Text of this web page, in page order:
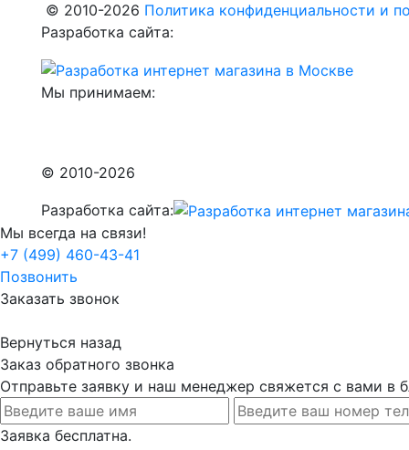
© 2010-2026 Политика конфиденциальности и
Разработка сайта:
Мы принимаем:
© 2010-2026
Разработка сайта:
Мы всегда на связи!
+7 (499) 460-43-41
Позвонить
Заказать звонок
Вернуться назад
Заказ обратного звонка
Отправьте заявку и наш менеджер свяжется с вами в
Заявка бесплатна.